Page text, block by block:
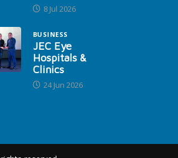
8 Jul 2026
BUSINESS
JEC Eye
Hospitals &
Clinics
24 Jun 2026